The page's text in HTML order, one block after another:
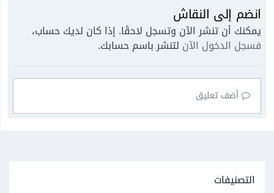
انضم إلى النقاش
يمكنك أن تنشر الآن وتسجل لاحقًا. إذا كان لديك حساب،
فسجل الدخول الآن لتنشر باسم حسابك.
أضف تعليق
التصنيفات